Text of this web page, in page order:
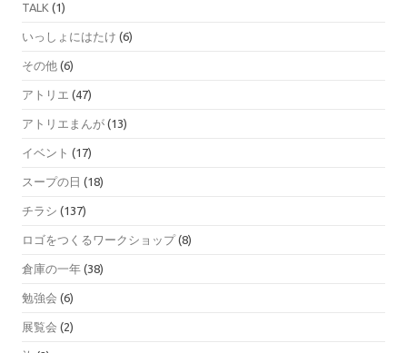
TALK (1)
いっしょにはたけ (6)
その他 (6)
アトリエ (47)
アトリエまんが (13)
イベント (17)
スープの日 (18)
チラシ (137)
ロゴをつくるワークショップ(8)
倉庫の一年 (38)
勉強会 (6)
展覧会 (2)